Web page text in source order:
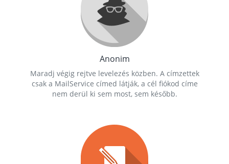
Anonim
Maradj végig rejtve levelezés közben. A címzettek
csak a MailService címed látják, a cél fiókod címe
nem derül ki sem most, sem később.